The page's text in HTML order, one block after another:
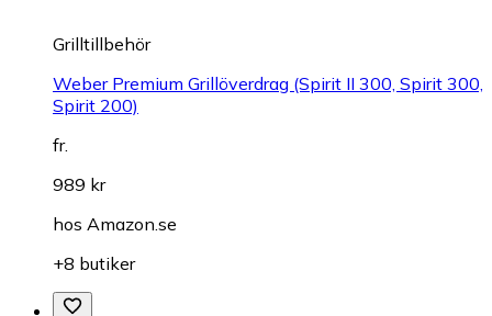
Grilltillbehör
Weber Premium Grillöverdrag (Spirit II 300, Spirit 300,
Spirit 200)
fr.
989 kr
hos Amazon.se
+8 butiker